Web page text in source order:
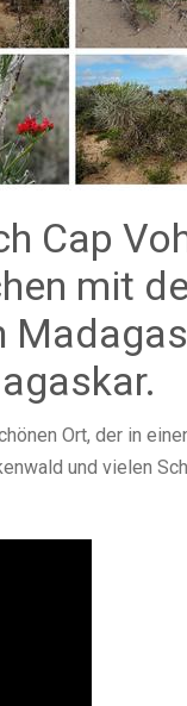
Cap
mit
Ort, der in
und vielen